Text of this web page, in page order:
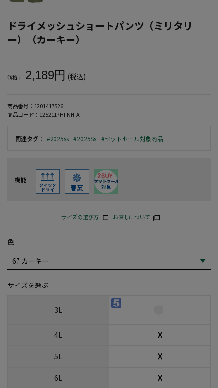
ドライメッシュショートパンツ（ミリタリ
ー）（カーキー）
価格： 2,189円 (税込)
商品番号： 1201417526
商品コード： 1252117HFNN-A
関連タグ ： #2025ss #2025Ss #セットセール対象商品
機能
サイズの選び方 お直しについて
色
サイズを選ぶ
3L
4L ☓
5L ☓
6L ☓